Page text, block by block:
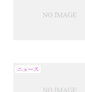
ニュース